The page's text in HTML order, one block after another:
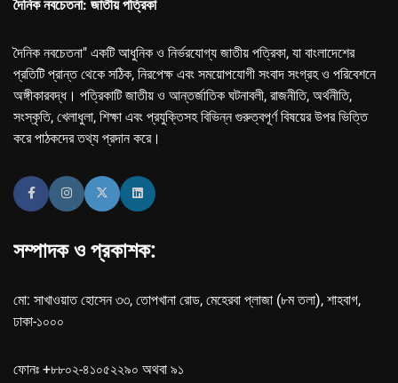
দৈনিক নবচেতনা: জাতীয় পত্রিকা
দৈনিক নবচেতনা" একটি আধুনিক ও নির্ভরযোগ্য জাতীয় পত্রিকা, যা বাংলাদেশের
প্রতিটি প্রান্ত থেকে সঠিক, নিরপেক্ষ এবং সময়োপযোগী সংবাদ সংগ্রহ ও পরিবেশনে
অঙ্গীকারবদ্ধ। পত্রিকাটি জাতীয় ও আন্তর্জাতিক ঘটনাবলী, রাজনীতি, অর্থনীতি,
সংস্কৃতি, খেলাধুলা, শিক্ষা এবং প্রযুক্তিসহ বিভিন্ন গুরুত্বপূর্ণ বিষয়ের উপর ভিত্তি
করে পাঠকদের তথ্য প্রদান করে।
সম্পাদক ও প্রকাশক:
মো: সাখাওয়াত হোসেন ৩৩, তোপখানা রোড, মেহেরবা প্লাজা (৮ম তলা), শাহবাগ,
ঢাকা-১০০০
ফোনঃ +৮৮০২-৪১০৫২২৯০ অথবা ৯১